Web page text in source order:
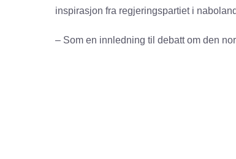
inspirasjon fra regjeringspartiet i
– Som en innledning til debatt om den